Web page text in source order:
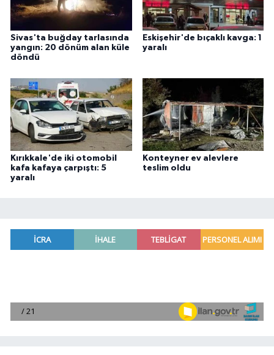
Sivas'ta buğday tarlasında
yangın: 20 dönüm alan küle
döndü
Eskişehir'de bıçaklı kavga: 1
yaralı
Kırıkkale'de iki otomobil
kafa kafaya çarpıştı: 5
yaralı
Konteyner ev alevlere
teslim oldu